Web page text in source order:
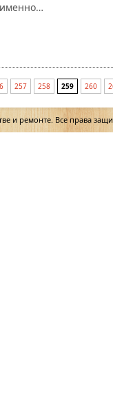
257 258 259 260
и ремонте. Все права